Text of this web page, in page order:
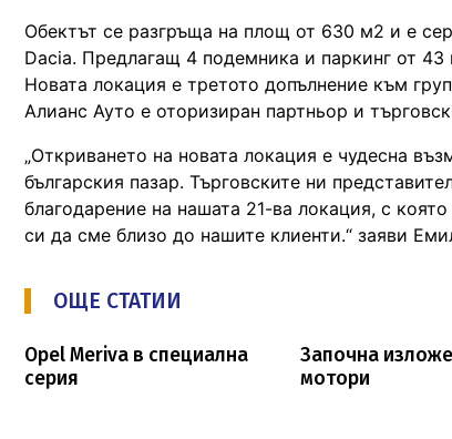
Обектът се разгръща на площ от 630 м2 и е
Dacia. Предлагащ 4 подемника и паркинг от 43
Новата локация е третото допълнение към
Алианс Ауто е оторизиран партньор и
„Откриването на новата локация е чудесна
българския пазар. Търговските ни
благодарение на нашата 21-ва локация, с
си да сме близо до нашите клиенти.“ заяви
ОЩЕ СТАТИИ
Opel Meriva в специална
серия
Започна
мотори